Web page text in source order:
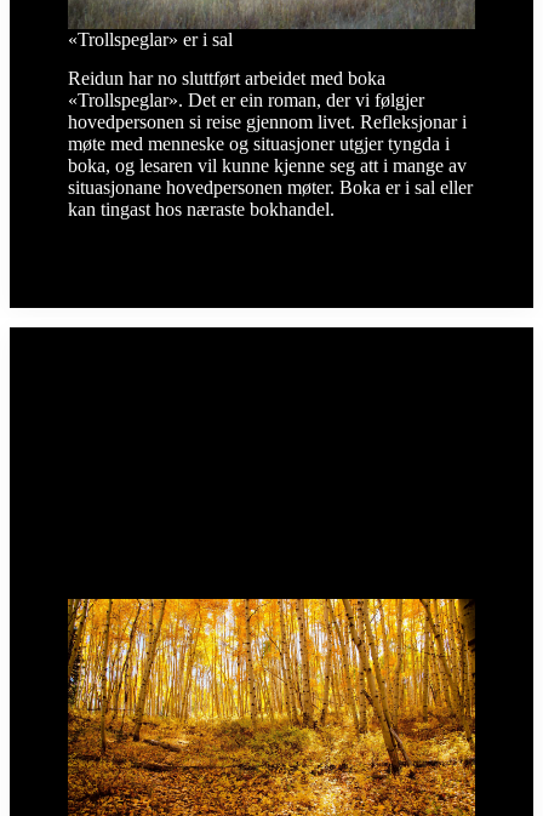
«Trollspeglar» er i sal
Reidun har no sluttført arbeidet med boka
«Trollspeglar». Det er ein roman, der vi følgjer
hovedpersonen si reise gjennom livet. Refleksjonar i
møte med menneske og situasjoner utgjer tyngda i
boka, og lesaren vil kunne kjenne seg att i mange av
situasjonane hovedpersonen møter. Boka er i sal eller
kan tingast hos næraste bokhandel.